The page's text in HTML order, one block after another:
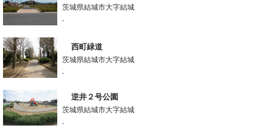
茨城県結城市大字結城
-
西町緑道
茨城県結城市大字結城
-
逆井２号公園
茨城県結城市大字結城
-